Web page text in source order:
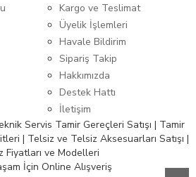
Kargo ve Teslimat
Üyelik İşlemleri
Havale Bildirim
Sipariş Takip
Hakkımızda
Destek Hattı
İletişim
Servis Tamir Gereçleri Satışı | Tamir
| Telsiz ve Telsiz Aksesuarları Satışı |
Fiyatları ve Modelleri
İçin Online Alışveriş